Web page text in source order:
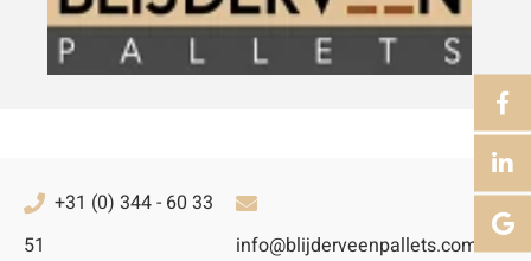
+31 (0) 344 - 60 33
51
info@blijderveenpallets.com